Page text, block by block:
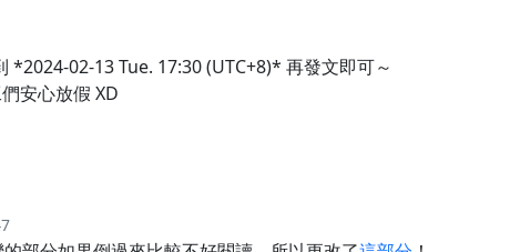
02-13 Tue. 17:30 (UTC+8)* 再發文即可～
安心放假 XD